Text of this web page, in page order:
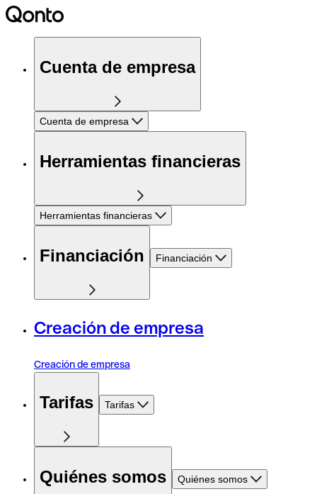
Cuenta de empresa
Cuenta de empresa
Herramientas financieras
Herramientas financieras
Financiación Financiación
Creación de empresa
Creación de empresa
Tarifas Tarifas
Quiénes somos Quiénes somos